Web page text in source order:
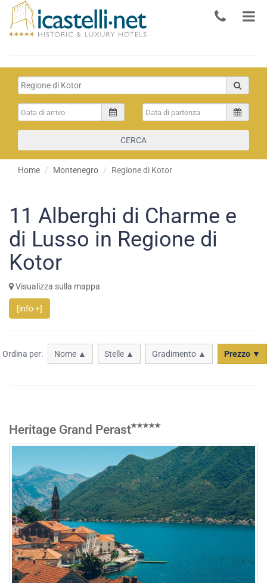
CERCA
Home Montenegro Regione di Kotor
11 Alberghi di Charme e
di Lusso in Regione di
Kotor
Visualizza sulla mappa
[info +]
Ordina per: Nome ▲ Stelle ▲ Gradimento ▲ Prezzo ▼
Heritage Grand Perast